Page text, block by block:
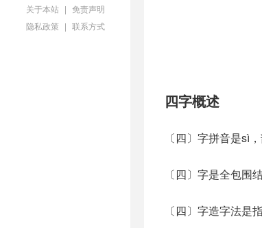
关于本站 | 免责声明
隐私政策 | 联系方式
四字概述
〔四〕字拼音是sì
〔四〕字是全包围
〔四〕字造字法是